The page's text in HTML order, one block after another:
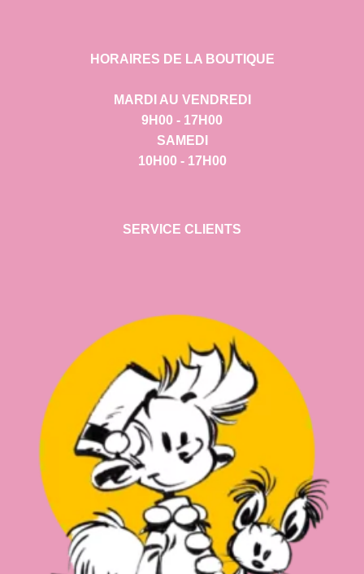
HORAIRES DE LA BOUTIQUE
MARDI AU VENDREDI
9H00 - 17H00
SAMEDI
10H00 - 17H00
SERVICE CLIENTS